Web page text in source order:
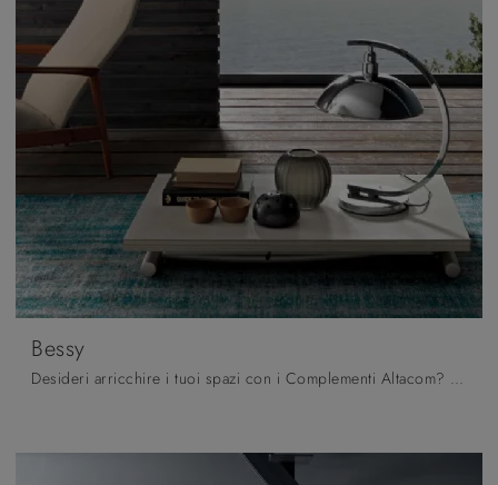
Bessy
Desideri arricchire i tuoi spazi con i Complementi Altacom? Eccoti vari modelli di tavolini in ceramica come Bessy.